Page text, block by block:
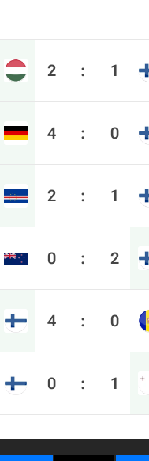
2 : 1
4 : 0
2 : 1
0 : 2
4 : 0
0 : 1